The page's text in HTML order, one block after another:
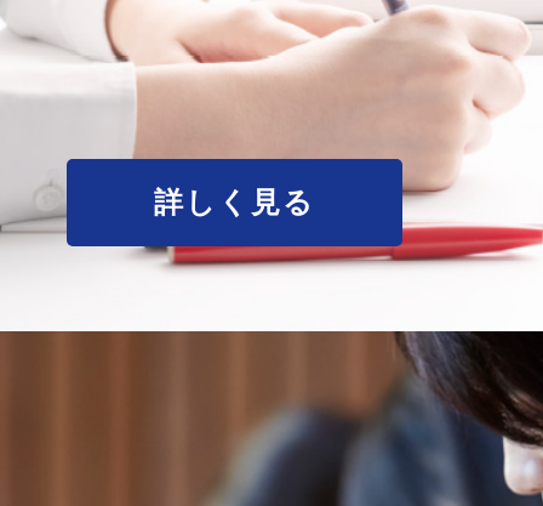
詳しく見る